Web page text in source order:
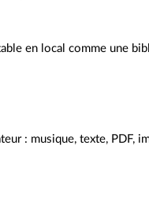
en local comme une
: musique, texte, PDF,